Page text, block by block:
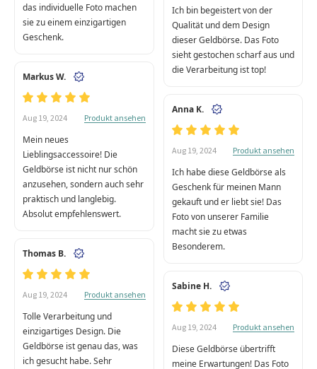
das individuelle Foto machen
sie zu einem einzigartigen
Geschenk.
Ich bin begeistert von der
Qualität und dem Design
dieser Geldbörse. Das Foto
sieht gestochen scharf aus und
die Verarbeitung ist top!
Markus W.
Aug 19, 2024 Produkt ansehen
Mein neues
Lieblingsaccessoire! Die
Geldbörse ist nicht nur schön
anzusehen, sondern auch sehr
praktisch und langlebig.
Absolut empfehlenswert.
Anna K.
Aug 19, 2024 Produkt ansehen
Ich habe diese Geldbörse als
Geschenk für meinen Mann
gekauft und er liebt sie! Das
Foto von unserer Familie
macht sie zu etwas
Besonderem.
Thomas B.
Aug 19, 2024 Produkt ansehen
Tolle Verarbeitung und
einzigartiges Design. Die
Geldbörse ist genau das, was
ich gesucht habe. Sehr
Sabine H.
Aug 19, 2024 Produkt ansehen
Diese Geldbörse übertrifft
meine Erwartungen! Das Foto